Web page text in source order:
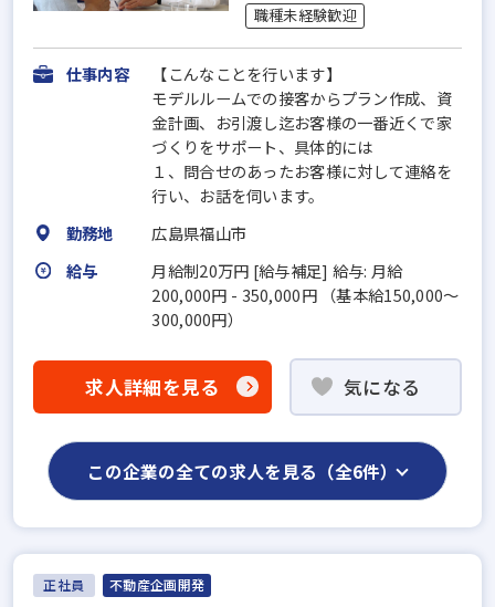
職種未経験歓迎
仕事内容
【こんなことを行います】
モデルルームでの接客からプラン作成、資
金計画、お引渡し迄お客様の一番近くで家
づくりをサポート、具体的には
１、問合せのあったお客様に対して連絡を
行い、お話を伺います。
勤務地
広島県福山市
給与
月給制20万円 [給与補足] 給与: 月給
200,000円 - 350,000円 （基本給150,000～
300,000円）
求人詳細を見る 気になる
この企業の全ての求人を見る（全6件）
正社員 不動産企画開発